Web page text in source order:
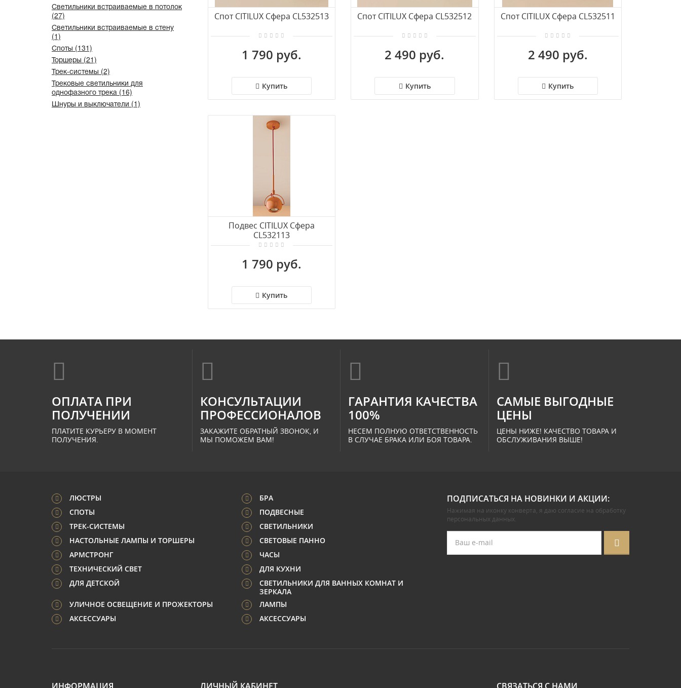
Светильники встраиваемые в потолок
(27)
Светильники встраиваемые в стену
(1)
Споты (131)
Торшеры (21)
Трек-системы (2)
Трековые светильники для
однофазного трека (16)
Шнуры и выключатели (1)
Спот CITILUX Сфера CL532513
1 790 руб.
Купить
Спот CITILUX Сфера CL532512
2 490 руб.
Купить
Спот CITILUX Сфера CL532511
2 490 руб.
Купить
Подвес CITILUX Сфера
CL532113
1 790 руб.
Купить
ОПЛАТА ПРИ
ПОЛУЧЕНИИ
ПЛАТИТЕ КУРЬЕРУ В МОМЕНТ
ПОЛУЧЕНИЯ.
КОНСУЛЬТАЦИИ
ПРОФЕССИОНАЛОВ
ЗАКАЖИТЕ ОБРАТНЫЙ ЗВОНОК, И
МЫ ПОМОЖЕМ ВАМ!
ГАРАНТИЯ КАЧЕСТВА
100%
НЕСЕМ ПОЛНУЮ ОТВЕТСТВЕННОСТЬ
В СЛУЧАЕ БРАКА ИЛИ БОЯ ТОВАРА.
САМЫЕ ВЫГОДНЫЕ
ЦЕНЫ
ЦЕНЫ НИЖЕ! КАЧЕСТВО ТОВАРА И
ОБСЛУЖИВАНИЯ ВЫШЕ!
ЛЮСТРЫ
БРА
СПОТЫ
ПОДВЕСНЫЕ
ТРЕК-СИСТЕМЫ
СВЕТИЛЬНИКИ
НАСТОЛЬНЫЕ ЛАМПЫ И ТОРШЕРЫ
СВЕТОВЫЕ ПАННО
АРМСТРОНГ
ЧАСЫ
ТЕХНИЧЕСКИЙ СВЕТ
ДЛЯ КУХНИ
ДЛЯ ДЕТСКОЙ
СВЕТИЛЬНИКИ ДЛЯ ВАННЫХ КОМНАТ И
ЗЕРКАЛА
УЛИЧНОЕ ОСВЕЩЕНИЕ И ПРОЖЕКТОРЫ
ЛАМПЫ
АКСЕССУАРЫ
АКСЕССУАРЫ
ПОДПИСАТЬСЯ НА НОВИНКИ И АКЦИИ:
Нажимая на иконку конверта, я даю согласие на обработку
персональных данных.